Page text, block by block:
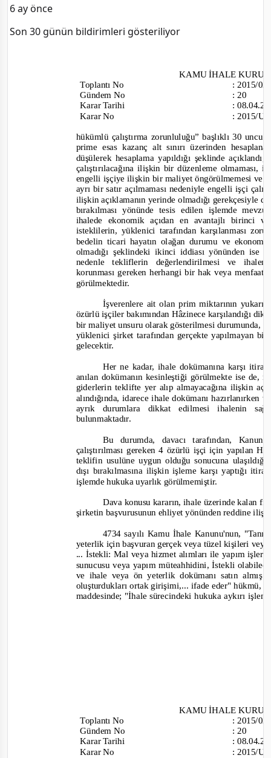
6 ay önce
Son 30 günün bildirimleri gösteriliyor
KAMU İHALE
ToplantıNo
Gündem No
Karar Tarihi
Karar No
: 2015/
:20
:
: 2015/
hükümlü çalıştırma zorunluluğu” başlıklı 30
prime esas kazanç alt sınırı üzerinden
düşülerek hesaplama yapıldığı şeklinde
çalıştırılacağına ilişkin bir düzenleme
engelli işçiye ilişkin bir maliyet öngörülmemesi
ayrı bir satır açılmaması nedeniyle engelli işçi
ilişkin açıklamanın yerinde olmadığı gerekçesiyle
bırakılması yönünde tesis edilen işlemde
ihalede ekonomik açıdan en avantajlı
isteklilerin, yüklenici tarafından karşılanması
bedelin ticari hayatın olağan durumu ve
olmadığı şeklindeki ikinci iddiası yönünden ise
nedenle tekliflerin değerlendirilmesi ve
korunması gereken herhangi bir hak veya
görülmektedir.
İşverenlere ait olan prim miktarının
özürlü işçiler bakımından Hâzinece karşılandığı
bir maliyet unsuru olarak gösterilmesi durumunda,
yüklenici şirket tarafından gerçekte yapılmayan
gelecektir.
Her ne kadar, ihale dokümanına karşı
anılan dokümanın kesinleştiği görülmekte ise de,
giderlerin teklifte yer alıp almayacağına ilişkin
alındığında, idarece ihale dokümanı
ayrık durumlara dikkat edilmesi ihalenin
bulunmaktadır.
Bu durumda, davacı tarafından,
çalıştırılması gereken 4 özürlü işçi için yapılan
teklifin usulüne uygun olduğu sonucuna
dışı bırakılmasına ilişkin işleme karşı yaptığı
işlemde hukuka uyarlık görülmemiştir.
Dava konusu kararın, ihale üzerinde kalan
şirketin başvurusunun ehliyet yönünden reddine
4734 sayılı Kamu İhale Kanunu'nun,
yeterlik için başvuran gerçek veya tüzel kişileri
... İstekli: Mal veya hizmet alımları ile yapım
sunucusu veya yapım müteahhidini, İstekli
ve ihale veya ön yeterlik dokümanı satın
oluşturdukları ortak girişimi,... ifade eder" hükmü,
maddesinde; "İhale sürecindeki hukuka aykırı
KAMU İHALE
ToplantıNo
Gündem No
Karar Tarihi
Karar No
:2015/
:20
:
: 2015/